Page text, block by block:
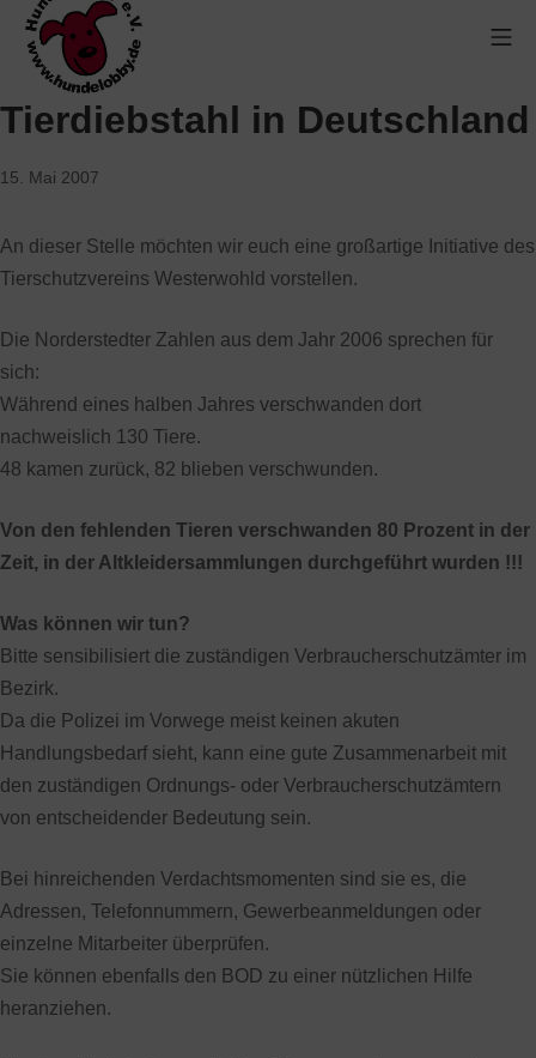
Tierdiebstahl in Deutschland
15. Mai 2007
An dieser Stelle möchten wir euch eine großartige Initiative des
Tierschutzvereins Westerwohld vorstellen.
Die Norderstedter Zahlen aus dem Jahr 2006 sprechen für
sich:
Während eines halben Jahres verschwanden dort
nachweislich 130 Tiere.
48 kamen zurück, 82 blieben verschwunden.
Von den fehlenden Tieren verschwanden 80 Prozent in der
Zeit, in der Altkleidersammlungen durchgeführt wurden !!!
Was können wir tun?
Bitte sensibilisiert die zuständigen Verbraucherschutzämter im
Bezirk.
Da die Polizei im Vorwege meist keinen akuten
Handlungsbedarf sieht, kann eine gute Zusammenarbeit mit
den zuständigen Ordnungs- oder Verbraucherschutzämtern
von entscheidender Bedeutung sein.
Bei hinreichenden Verdachtsmomenten sind sie es, die
Adressen, Telefonnummern, Gewerbeanmeldungen oder
einzelne Mitarbeiter überprüfen.
Sie können ebenfalls den BOD zu einer nützlichen Hilfe
heranziehen.